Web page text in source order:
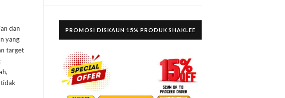
dan
yang
target
tidak
PROMOSI DISKAUN 15% PRODUK SHAKLEE